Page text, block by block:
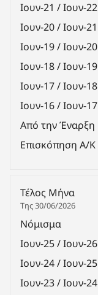
Ιουν-21 / Ιουν-22
Ιουν-20 / Ιουν-21
Ιουν-19 / Ιουν-20
Ιουν-18 / Ιουν-19
Ιουν-17 / Ιουν-18
Ιουν-16 / Ιουν-17
Από την Έναρξη
Επισκόπηση Α/Κ
Τέλος Μήνα
Της 30/06/2026
Νόμισμα
Ιουν-25 / Ιουν-26
Ιουν-24 / Ιουν-25
Ιουν-23 / Ιουν-24